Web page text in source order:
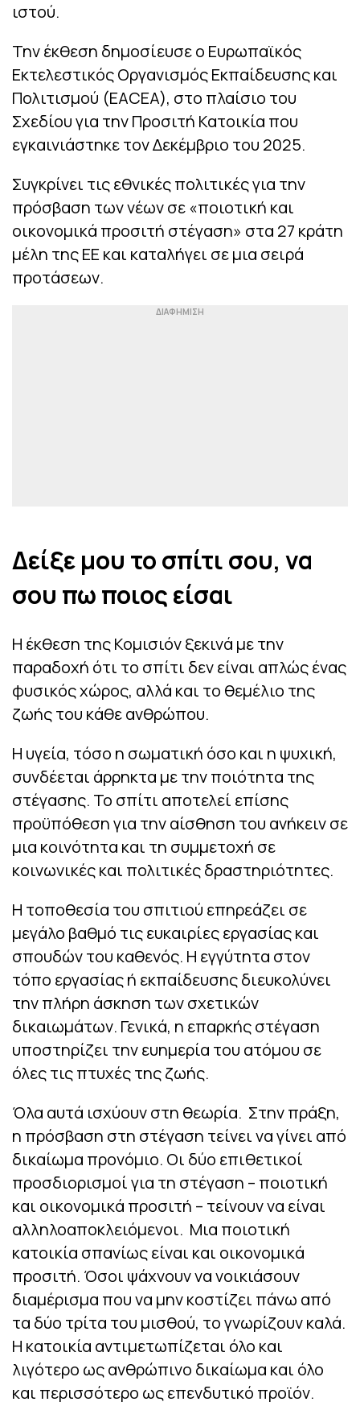
ιστού.
Την έκθεση δημοσίευσε ο Ευρωπαϊκός
Εκτελεστικός Οργανισμός Εκπαίδευσης και
Πολιτισμού (EACEA), στο πλαίσιο του
Σχεδίου για την Προσιτή Κατοικία που
εγκαινιάστηκε τον Δεκέμβριο του 2025.
Συγκρίνει τις εθνικές πολιτικές για την
πρόσβαση των νέων σε «ποιοτική και
οικονομικά προσιτή στέγαση» στα 27 κράτη
μέλη της ΕΕ και καταλήγει σε μια σειρά
προτάσεων.
Δείξε μου το σπίτι σου, να
σου πω ποιος είσαι
Η έκθεση της Κομισιόν ξεκινά με την
παραδοχή ότι το σπίτι δεν είναι απλώς ένας
φυσικός χώρος, αλλά και το θεμέλιο της
ζωής του κάθε ανθρώπου.
Η υγεία, τόσο η σωματική όσο και η ψυχική,
συνδέεται άρρηκτα με την ποιότητα της
στέγασης. Το σπίτι αποτελεί επίσης
προϋπόθεση για την αίσθηση του ανήκειν σε
μια κοινότητα και τη συμμετοχή σε
κοινωνικές και πολιτικές δραστηριότητες.
Η τοποθεσία του σπιτιού επηρεάζει σε
μεγάλο βαθμό τις ευκαιρίες εργασίας και
σπουδών του καθενός. Η εγγύτητα στον
τόπο εργασίας ή εκπαίδευσης διευκολύνει
την πλήρη άσκηση των σχετικών
δικαιωμάτων. Γενικά, η επαρκής στέγαση
υποστηρίζει την ευημερία του ατόμου σε
όλες τις πτυχές της ζωής.
Όλα αυτά ισχύουν στη θεωρία. Στην πράξη,
η πρόσβαση στη στέγαση τείνει να γίνει από
δικαίωμα προνόμιο. Οι δύο επιθετικοί
προσδιορισμοί για τη στέγαση – ποιοτική
και οικονομικά προσιτή – τείνουν να είναι
αλληλοαποκλειόμενοι. Μια ποιοτική
κατοικία σπανίως είναι και οικονομικά
προσιτή. Όσοι ψάχνουν να νοικιάσουν
διαμέρισμα που να μην κοστίζει πάνω από
τα δύο τρίτα του μισθού, το γνωρίζουν καλά.
Η κατοικία αντιμετωπίζεται όλο και
λιγότερο ως ανθρώπινο δικαίωμα και όλο
και περισσότερο ως επενδυτικό προϊόν.